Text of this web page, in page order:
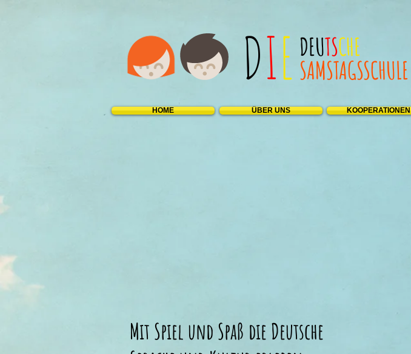
DIE DEUTSCHE
SAMSTAGSSCHULE
HOME ÜBER UNS KOOPERATIONEN
Mit Spiel und Spaß die Deutsche